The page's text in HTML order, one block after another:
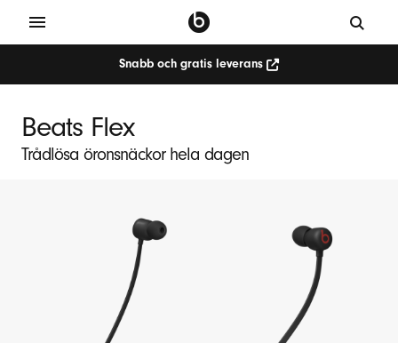
Snabb och gratis leverans
Beats Flex
Trådlösa öronsnäckor hela dagen